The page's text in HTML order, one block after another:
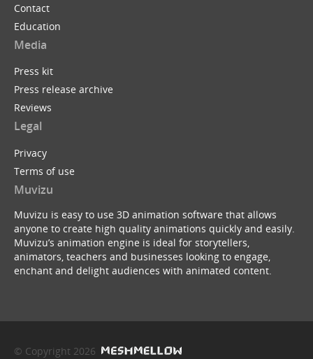
Contact
Education
Media
Press kit
Press release archive
Reviews
Legal
Privacy
Terms of use
Muvizu
Muvizu is easy to use 3D animation software that allows
anyone to create high quality animations quickly and easily.
Muvizu’s animation engine is ideal for storytellers,
animators, teachers and businesses looking to engage,
enchant and delight audiences with animated content.
© Copyright 2026